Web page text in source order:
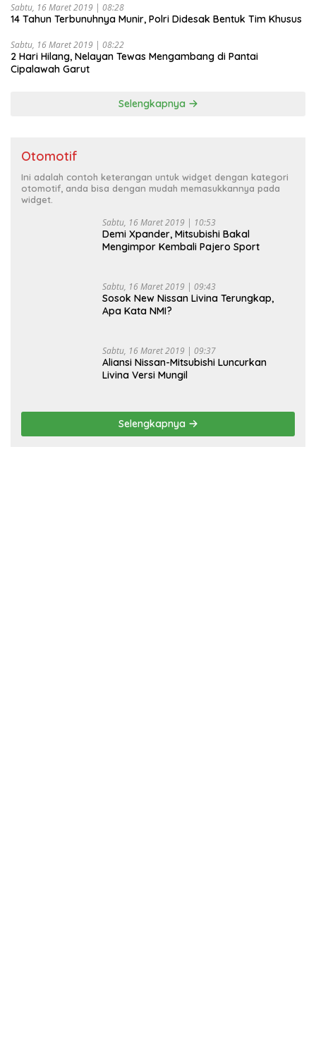
Sabtu, 16 Maret 2019 | 08:28
14 Tahun Terbunuhnya Munir, Polri Didesak Bentuk Tim Khusus
Sabtu, 16 Maret 2019 | 08:22
2 Hari Hilang, Nelayan Tewas Mengambang di Pantai
Cipalawah Garut
Selengkapnya
Otomotif
Ini adalah contoh keterangan untuk widget dengan kategori
otomotif, anda bisa dengan mudah memasukkannya pada
widget.
Sabtu, 16 Maret 2019 | 10:53
Demi Xpander, Mitsubishi Bakal
Mengimpor Kembali Pajero Sport
Sabtu, 16 Maret 2019 | 09:43
Sosok New Nissan Livina Terungkap,
Apa Kata NMI?
Sabtu, 16 Maret 2019 | 09:37
Aliansi Nissan-Mitsubishi Luncurkan
Livina Versi Mungil
Selengkapnya